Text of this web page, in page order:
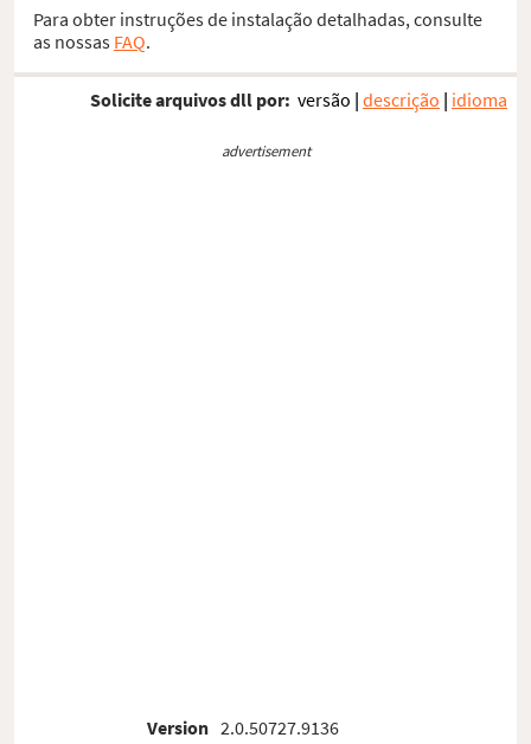
Para obter instruções de instalação detalhadas, consulte
as nossas FAQ.
Solicite arquivos dll por: versão | descrição | idioma
advertisement
Version 2.0.50727.9136